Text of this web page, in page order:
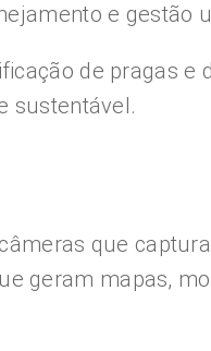
e gestão
de pragas e
sustentável.
que
geram mapas,